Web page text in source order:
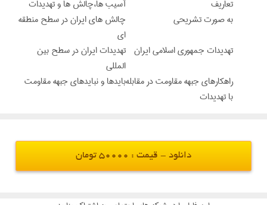
تعاریف
آسیب ها،چالش ها و تهدیدات
به صورت تشریحی
چالش های ایران در سطح منطقه
ای
تهدیدات جمهوری اسلامی ایران تهدیدات ایران در سطح بین
المللی
راهکارهای جبهه مقاومت در مقابله
با تهدیدات
بایدها و نبایدهای جبهه مقاومت
دانلود - قیمت : 50000 تومان